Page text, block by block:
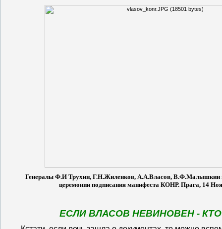
Генералы Ф.И Трухин, Г.Н.Жиленков, А.А.Власов, В.Ф.Малышкин
церемонии подписания манифеста КОНР. Прага, 14
ЕСЛИ ВЛАСОВ НЕВИНОВЕН -